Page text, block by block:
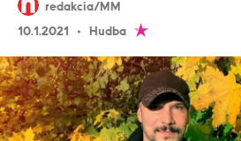
redakcia/MM
10.1.2021
Hudba